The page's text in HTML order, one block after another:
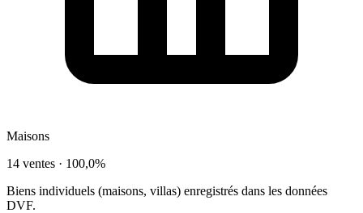
Maisons
14 ventes · 100,0%
Biens individuels (maisons, villas) enregistrés dans les données
DVF.